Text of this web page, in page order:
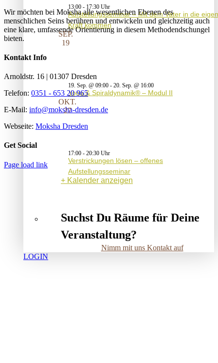
13:00 - 17:30
Aufstellungsseminar – Mit dem Vater in die
Kraft kommen
SEP.
19
19. Sep. @ 09:00 - 20. Sep. @ 16:00
Yoga & Spiraldynamik® – Modul II
OKT.
27
17:00 - 20:30
Verstrickungen lösen – offenes
Aufstellungsseminar
Kalender anzeigen
Suchst Du Räume für Deine
Veranstaltung?
Nimm mit uns Kontakt auf
LOGIN
Wir möchten bei Moksha alle wesent­lichen Ebenen des
menschlichen Seins berühren und entwickeln und gleichzeitig auch
eine klare, umfassende Orientierung in diesem Methodendschungel
bieten.
Kontakt Info
Arnoldstr. 16 | 01307 Dresden
Telefon: 0351 - 653 20 965
E-Mail: info@moksha-dresden.de
Webseite: Moksha Dresden
Get Social
Page load link